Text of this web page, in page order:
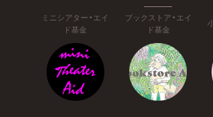
ミニシアター・エイ
ド基金
ブックストア・エイ
ド基金